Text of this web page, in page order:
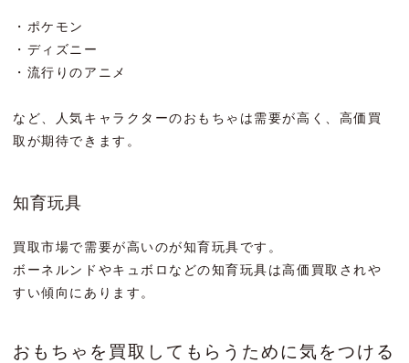
・ポケモン
・ディズニー
・流行りのアニメ
など、人気キャラクターのおもちゃは需要が高く、高価買
取が期待できます。
知育玩具
買取市場で需要が高いのが知育玩具です。
ボーネルンドやキュボロなどの知育玩具は高価買取されや
すい傾向にあります。
おもちゃを買取してもらうために気をつける